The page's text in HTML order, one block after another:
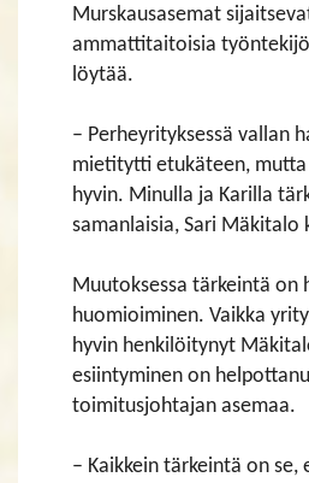
Murskausasemat
ammattitaitoisia
löytää.
– Perheyrityksessä vallan
mietitytti etukäteen,
hyvin. Minulla ja Karilla
samanlaisia, Sari Mäkitalo
Muutoksessa tärkeintä on
huomioiminen. Vaikka
hyvin henkilöitynyt
esiintyminen on
toimitusjohtajan asemaa.
– Kaikkein tärkeintä on